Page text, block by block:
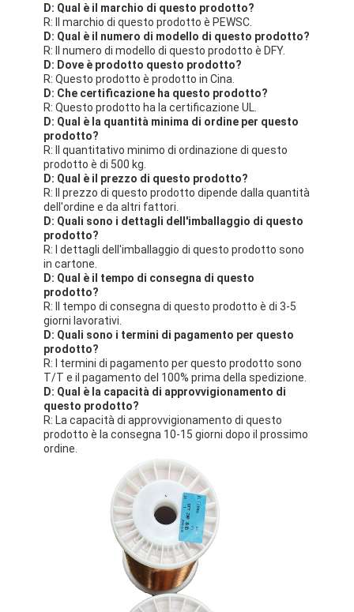
D: Qual è il marchio di questo prodotto?
R: Il marchio di questo prodotto è PEWSC.
D: Qual è il numero di modello di questo prodotto?
R: Il numero di modello di questo prodotto è DFY.
D: Dove è prodotto questo prodotto?
R: Questo prodotto è prodotto in Cina.
D: Che certificazione ha questo prodotto?
R: Questo prodotto ha la certificazione UL.
D: Qual è la quantità minima di ordine per questo
prodotto?
R: Il quantitativo minimo di ordinazione di questo
prodotto è di 500 kg.
D: Qual è il prezzo di questo prodotto?
R: Il prezzo di questo prodotto dipende dalla quantità
dell'ordine e da altri fattori.
D: Quali sono i dettagli dell'imballaggio di questo
prodotto?
R: I dettagli dell'imballaggio di questo prodotto sono
in cartone.
D: Qual è il tempo di consegna di questo
prodotto?
R: Il tempo di consegna di questo prodotto è di 3-5
giorni lavorativi.
D: Quali sono i termini di pagamento per questo
prodotto?
R: I termini di pagamento per questo prodotto sono
T/T e il pagamento del 100% prima della spedizione.
D: Qual è la capacità di approvvigionamento di
questo prodotto?
R: La capacità di approvvigionamento di questo
prodotto è la consegna 10-15 giorni dopo il prossimo
ordine.